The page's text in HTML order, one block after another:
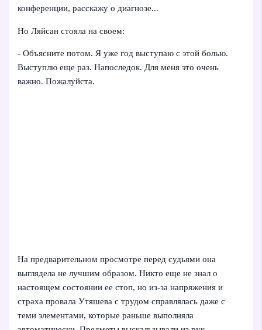
конференции, расскажу о диагнозе...
Но Ляйсан стояла на своем:
- Объясните потом. Я уже год выступаю с этой болью.
Выступлю еще раз. Напоследок. Для меня это очень
важно. Пожалуйста.
На предварительном просмотре перед судьями она
выглядела не лучшим образом. Никто еще не знал о
настоящем состоянии ее стоп, но из-за напряжения и
страха провала Утяшева с трудом справлялась даже с
теми элементами, которые раньше выполняла